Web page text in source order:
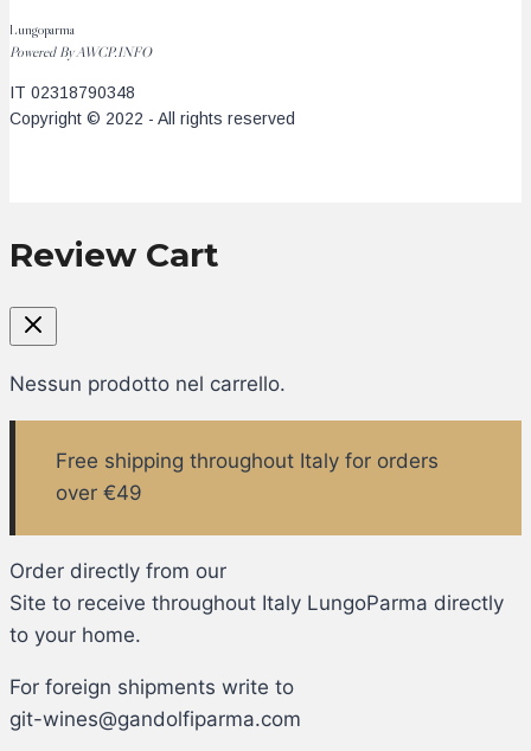
Lungoparma
Powered ByAWCP.INFO
IT 02318790348
Copyright © 2022 - All rights reserved
Review Cart
Nessun prodotto nel carrello.
Free shipping throughout Italy for orders
over €49
Order directly from our
Site to receive throughout Italy LungoParma directly
to your home.
For foreign shipments write to
git-wines@gandolfiparma.com